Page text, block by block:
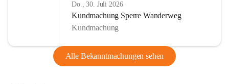
Do., 30. Juli 2026
Kundmachung Sperre Wanderweg
Kundmachung
Alle Bekanntmachungen sehen